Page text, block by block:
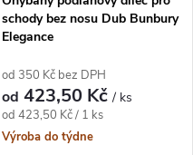
schody bez nosu Dub Bunbury
Elegance
od 350 Kč bez DPH
od 423,50 Kč/ ks
Měrná cena:
od 423,50 Kč / 1 ks
Výroba do týdne